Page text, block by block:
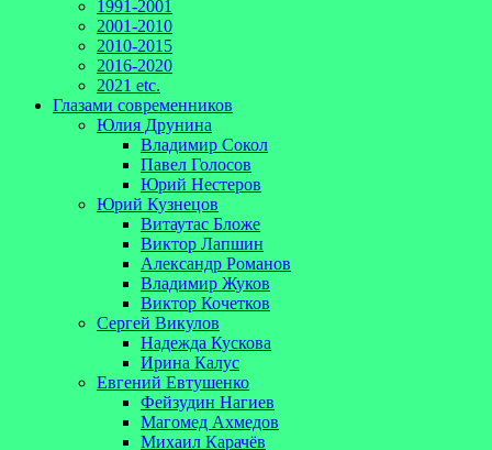
1991-2001
2001-2010
2010-2015
2016-2020
2021 etc.
Глазами современников
Юлия Друнина
Владимир Сокол
Павел Голосов
Юрий Нестеров
Юрий Кузнецов
Витаутас Бложе
Виктор Лапшин
Александр Романов
Владимир Жуков
Виктор Кочетков
Сергей Викулов
Надежда Кускова
Ирина Калус
Евгений Евтушенко
Фейзудин Нагиев
Магомед Ахмедов
Михаил Карачёв